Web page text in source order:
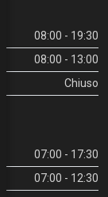
08:00 - 19:30
08:00 - 13:00
Chiuso
07:00 - 17:30
07:00 - 12:30